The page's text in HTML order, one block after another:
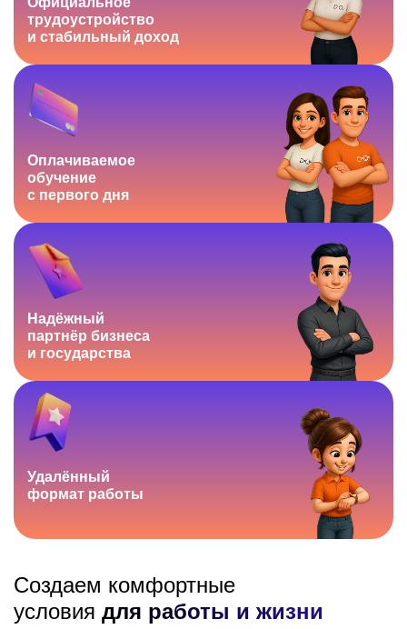
Надёжный
партнёр бизнеса
и государства
Удалённый
формат работы
трудоустройство
и стабильный доход
Оплачиваемое
обучение
с первого дня
Создаем комфортные
условия для работы и жизни